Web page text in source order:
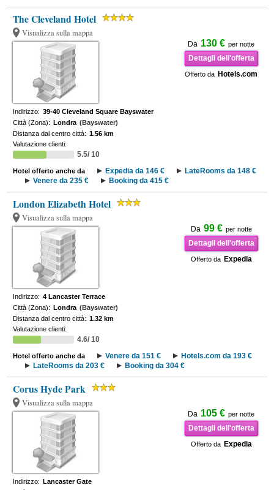
The Cleveland Hotel
Visualizza sulla mappa
Da 130 € per notte
Dettagli dell'offerta
Offerto da Hotels.com
Indirizzo: 39-40 Cleveland Square Bayswater
Città (Zona): Londra (Bayswater)
Distanza dal centro città: 1.56 km
Valutazione clienti:
5.5/ 10
Hotel offerto anche da Expedia da 146 €
LateRooms da 148 €
Venere da 235 €
Booking da 415 €
London Elizabeth Hotel
Visualizza sulla mappa
Da 99 € per notte
Dettagli dell'offerta
Offerto da Expedia
Indirizzo: 4 Lancaster Terrace
Città (Zona): Londra (Bayswater)
Distanza dal centro città: 1.32 km
Valutazione clienti:
4.6/ 10
Hotel offerto anche da Venere da 151 €
Hotels.com da 193 €
LateRooms da 203 €
Booking da 304 €
Corus Hyde Park
Visualizza sulla mappa
Da 105 € per notte
Dettagli dell'offerta
Offerto da Expedia
Indirizzo: Lancaster Gate